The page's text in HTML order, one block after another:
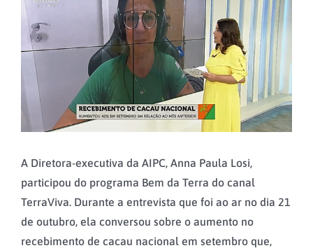
Larger
Image
A Diretora-executiva da AIPC, Anna Paula Losi,
participou do programa Bem da Terra do canal
TerraViva. Durante a entrevista que foi ao ar no dia 21
de outubro, ela conversou sobre o aumento no
recebimento de cacau nacional em setembro que,